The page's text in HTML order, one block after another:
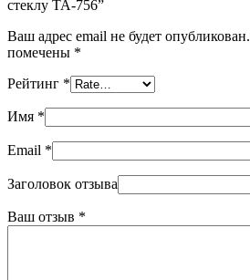
стеклу TA-756”
Ваш адрес email не будет опубликован.
помечены *
Рейтинг *
Имя *
Email *
Заголовок отзыва
Ваш отзыв *